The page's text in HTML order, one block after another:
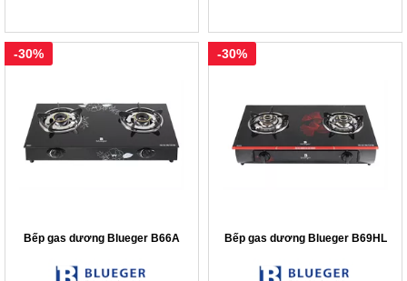
Bếp gas dương Blueger B66A
-30%
Bếp gas dương Blueger B69HL
-30%